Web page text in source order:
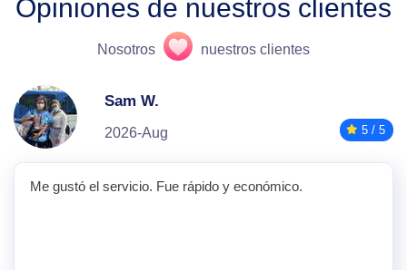
Opiniones de nuestros clientes
Nosotros nuestros clientes
Sam W.
2026-Aug 5 / 5
Me gustó el servicio. Fue rápido y económico.